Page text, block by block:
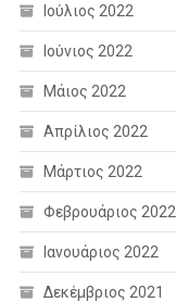
Ιούλιος 2022
Ιούνιος 2022
Μάιος 2022
Απρίλιος 2022
Μάρτιος 2022
Φεβρουάριος 2022
Ιανουάριος 2022
Δεκέμβριος 2021